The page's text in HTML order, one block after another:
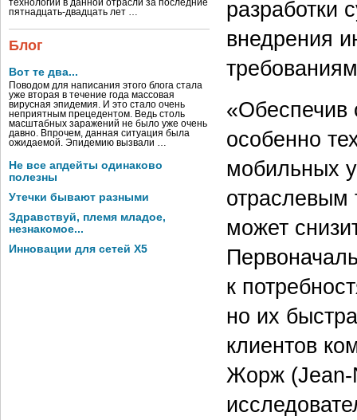
технологий в данной отрасли за последние
пятнадцать-двадцать лет …
Блог
Вот те два...
Поводом для написания этого блога стала
уже вторая в течение года массовая
вирусная эпидемия. И это стало очень
неприятным прецедентом. Ведь столь
масштабных заражений не было уже очень
давно. Впрочем, данная ситуация была
ожидаемой. Эпидемию вызвали …
Не все апдейты одинаково
полезны
Утечки бывают разными
Здравствуй, племя младое,
незнакомое...
Инновации для сетей X5
разработки
внедрения
«Обеспечив
особенно
мобильных
отраслевым
может
к
но их
клиентов
Жорж (Jean-